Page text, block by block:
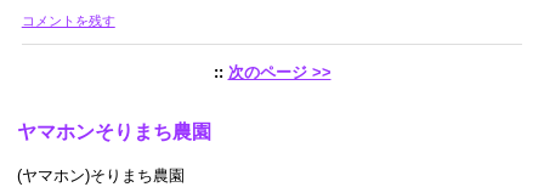
コメントを残す
:: 次のページ >>
ヤマホンそりまち農園
(ヤマホン)そりまち農園